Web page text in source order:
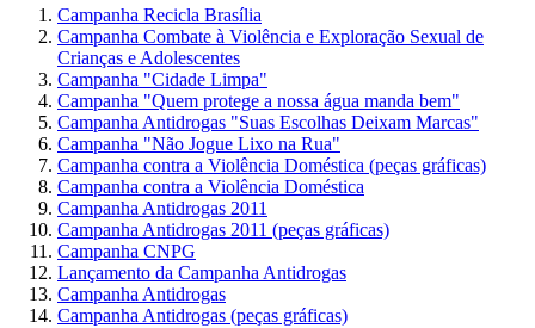
Campanha Recicla Brasília
Campanha Combate à Violência e Exploração Sexual de
Crianças e Adolescentes
Campanha "Cidade Limpa"
Campanha "Quem protege a nossa água manda bem"
Campanha Antidrogas "Suas Escolhas Deixam Marcas"
Campanha "Não Jogue Lixo na Rua"
Campanha contra a Violência Doméstica (peças gráficas)
Campanha contra a Violência Doméstica
Campanha Antidrogas 2011
Campanha Antidrogas 2011 (peças gráficas)
Campanha CNPG
Lançamento da Campanha Antidrogas
Campanha Antidrogas
Campanha Antidrogas (peças gráficas)